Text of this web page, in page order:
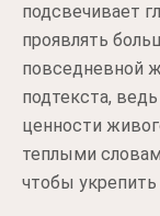
подсвечивает
проявлять
повседневной
подтекста,
ценности
теплыми
чтобы